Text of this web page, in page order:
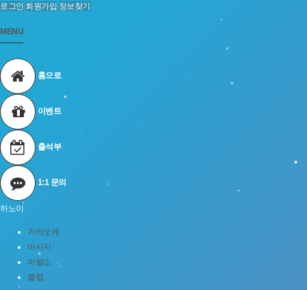
로그인 회원가입 정보찾기
MENU
홈으로
이벤트
출석부
1:1 문의
하노이
가라오케
마사지
이발소
클럽